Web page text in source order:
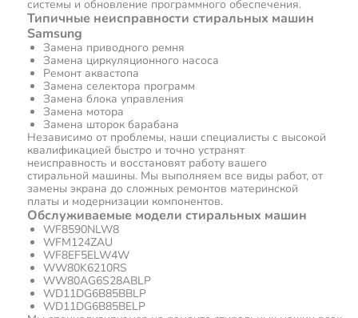
системы и обновление программного обеспечения.
Типичные неисправности стиральных машин
Samsung
Замена приводного ремня
Замена циркуляционного насоса
Ремонт аквастопа
Замена селектора программ
Замена блока управления
Замена мотора
Замена шторок барабана
Независимо от проблемы, наши специалисты с высокой
квалификацией быстро и точно устранят
неисправность и восстановят работу вашего
стиральной машины. Мы выполняем все виды работ, от
замены экрана до сложных ремонтов материнской
платы и модернизации компонентов.
Обслуживаемые модели стиральных машин
WF8590NLW8
WFM124ZAU
WF8EF5ELW4W
WW80K6210RS
WW80AG6S28ABLP
WD11DG6B85BBLP
WD11DG6B85BELP